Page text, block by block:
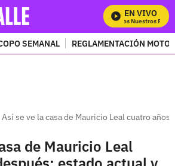
EN VIVO
Mira Todos Nuestros
SEMANAL REGLAMENTACIÓN
Así se ve la casa de Mauricio Leal cuatro
de Mauricio Leal